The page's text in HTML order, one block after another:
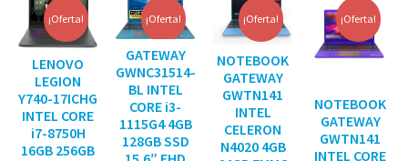
¡Oferta!
LENOVO
LEGION
Y740-17ICHG
INTEL CORE
i7-8750H
16GB 256GB
¡Oferta!
GATEWAY
GWNC31514-
BL INTEL
CORE i3-
1115G4 4GB
128GB SSD
¡Oferta!
NOTEBOOK
GATEWAY
GWTN141
INTEL
CELERON
N4020 4GB
¡Oferta!
NOTEBOOK
GATEWAY
GWTN141
INTEL CORE